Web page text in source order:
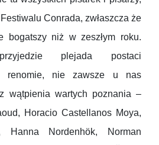
Conrada, zwłaszcza że
bogatszy niż w zeszłym roku.
plejada postaci
renomie, nie zawsze u nas
wątpienia wartych poznania –
Horacio Castellanos Moya,
Hanna Nordenhök, Norman